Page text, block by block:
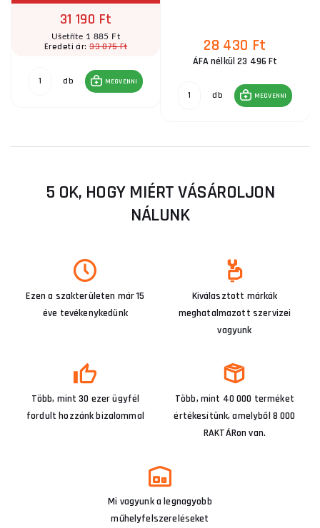
31 190 Ft
Ušetříte 1 885 Ft
Eredeti ár:33 075 Ft
db MEGVENNI
28 430 Ft
ÁFA nélkül 23 496 Ft
db MEGVENNI
5 OK, HOGY MIÉRT VÁSÁROLJON
NÁLUNK
Ezen a szakterületen már 15
éve tevékenykedünk
Kiválasztott márkák
meghatalmazott szervizei
vagyunk
Több, mint 30 ezer ügyfél
fordult hozzánk bizalommal
Több, mint 40 000 terméket
értékesítünk, amelyből 8 000
RAKTÁRon van.
Mi vagyunk a legnagyobb
műhelyfelszereléseket